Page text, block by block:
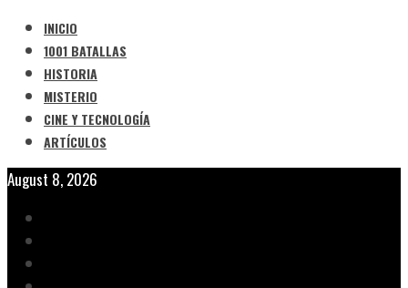
INICIO
1001 BATALLAS
HISTORIA
MISTERIO
CINE Y TECNOLOGÍA
ARTÍCULOS
August 8, 2026